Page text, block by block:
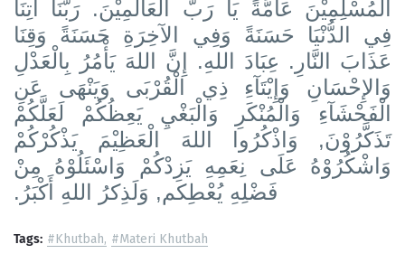
الْمُسْلِمِيْنَ عَآمَّةً يَا رَبَّ الْعَالَمِيْنَ. رَبَّنَا آتِنَا
فِي الدُّنْيَا حَسَنَةً وَفِي الآخِرَةِ حَسَنَةً وَقِنَا
عَذَابَ النَّارِ. عِبَادَ اللهِ. إِنَّ اللهَ يَأْمُرُ بِالْعَدْلِ
وَالإِحْسَانِ وَإِيْتَآءِ ذِي الْقُرْبَى وَيَنْهَى عَنِ
الْفَحْشَآءِ وَالْمُنْكَرِ وَالْبَغْيِ يَعِظُكُمْ لَعَلَّكُمْ
تَذَكَّرُوْنَ, وَاذْكُرُوا اللهَ الْعَظِيْمَ يَذْكُرْكُمْ
وَاشْكُرُوْهُ عَلَى نِعَمِهِ يَزِدْكُمْ وَاسْئَلُوْهُ مِنْ
فَضْلِهِ يُعْطِكم, وَلَذِكرُ اللهِ أَكْبَرُ.
Tags: #Khutbah #Materi Khutbah